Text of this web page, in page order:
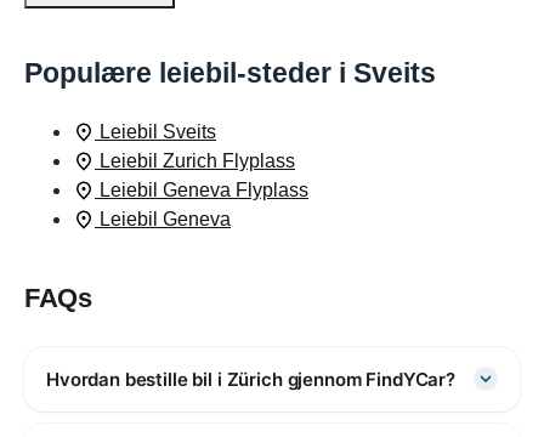
Populære leiebil-steder i Sveits
Leiebil Sveits
Leiebil Zurich Flyplass
Leiebil Geneva Flyplass
Leiebil Geneva
FAQs
Hvordan bestille bil i Zürich gjennom FindYCar?